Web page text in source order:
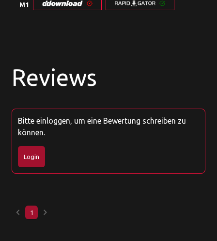
M1
Reviews
Bitte einloggen, um eine Bewertung schreiben zu
können.
Login
keyboard_arrow_left 1 keyboard_arrow_right